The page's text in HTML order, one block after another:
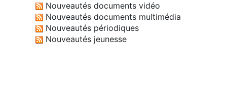
Nouveautés documents vidéo
Nouveautés documents multimédia
Nouveautés périodiques
Nouveautés jeunesse